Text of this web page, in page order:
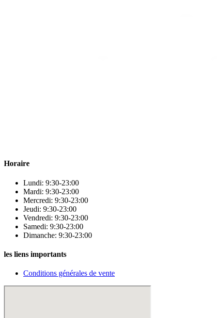
Horaire
Lundi: 9:30-23:00
Mardi: 9:30-23:00
Mercredi: 9:30-23:00
Jeudi: 9:30-23:00
Vendredi: 9:30-23:00
Samedi: 9:30-23:00
Dimanche: 9:30-23:00
les liens importants
Conditions générales de vente